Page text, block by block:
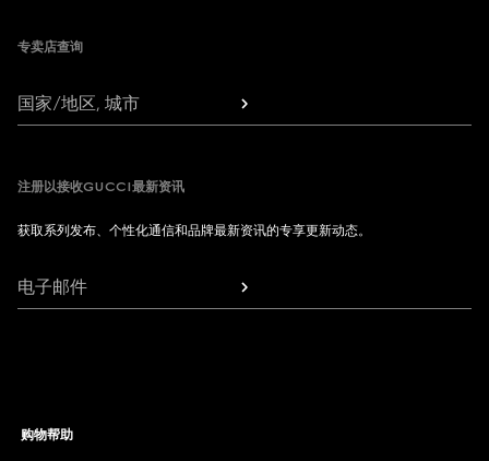
专卖店查询
国家/地区, 城市
注册以接收GUCCI最新资讯
获取系列发布、个性化通信和品牌最新资讯的专享更新动态。
电子邮件
购物帮助